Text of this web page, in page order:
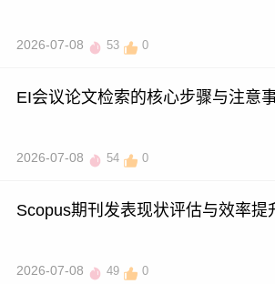
2026-07-08 53 0
EI会议论文检索的核心步骤与注意
2026-07-08 54 0
Scopus期刊发表现状评估与效率提
2026-07-08 49 0